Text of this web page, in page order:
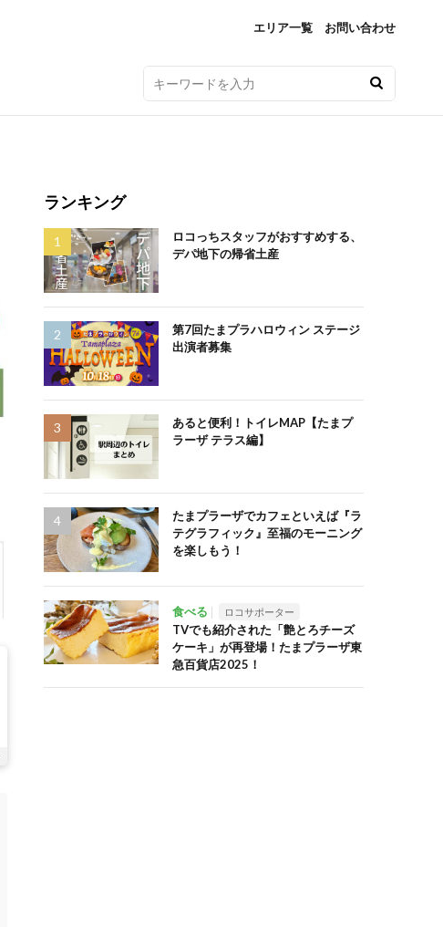
エリア一覧 お問い合わせ
ランキング
ロコっちスタッフがおすすめする、
デパ地下の帰省土産
第7回たまプラハロウィン ステージ
出演者募集
あると便利！トイレMAP【たまプ
ラーザ テラス編】
たまプラーザでカフェといえば『ラ
テグラフィック』至福のモーニング
を楽しもう！
食べる ロコサポーター
TVでも紹介された「艶とろチーズ
ケーキ」が再登場！たまプラーザ東
急百貨店2025！